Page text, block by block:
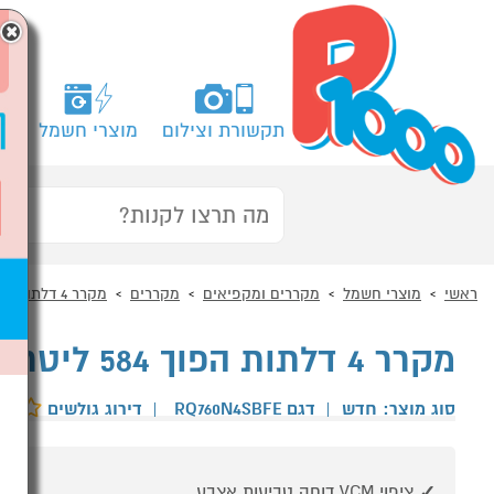
תקשורת וצילום מוצרי חשמל
ראשי מוצרי חשמל מקררים ומקפיאים מקררים מקרר 4 דלתות
מקרר 4 דלתות הפוך 584 ליטר Hisense RQ760N4SBFE
סוג מוצר: חדש | דגם RQ760N4SBFE | דירוג גולשים
×